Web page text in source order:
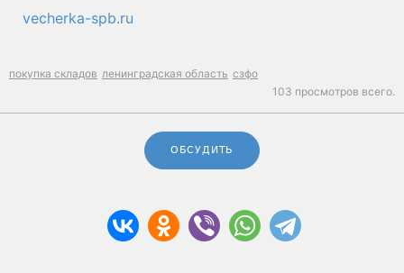
vecherka-spb.ru
покупка складов ленинградская область сзфо
103 просмотров всего.
ОБСУДИТЬ